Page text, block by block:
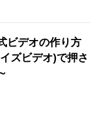
ビデオの作り方
ビデオ)で押さ